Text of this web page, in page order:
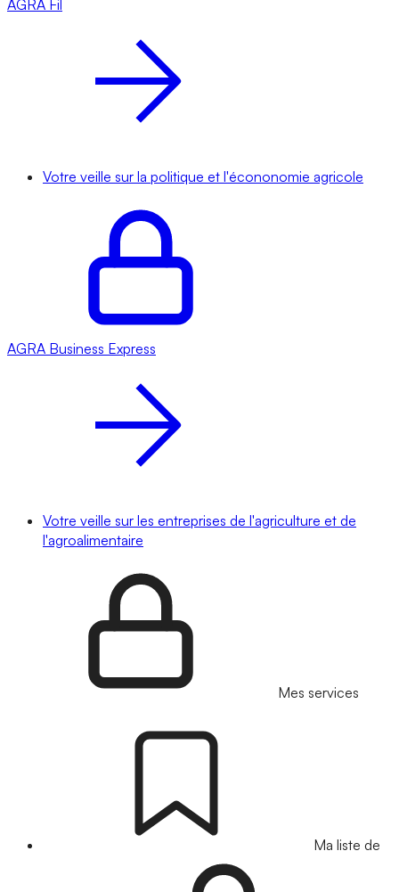
AGRA Fil
Votre veille sur la politique et l'écononomie agricole
AGRA Business Express
Votre veille sur les entreprises de l'agriculture et de
l'agroalimentaire
Mes services
Ma liste de